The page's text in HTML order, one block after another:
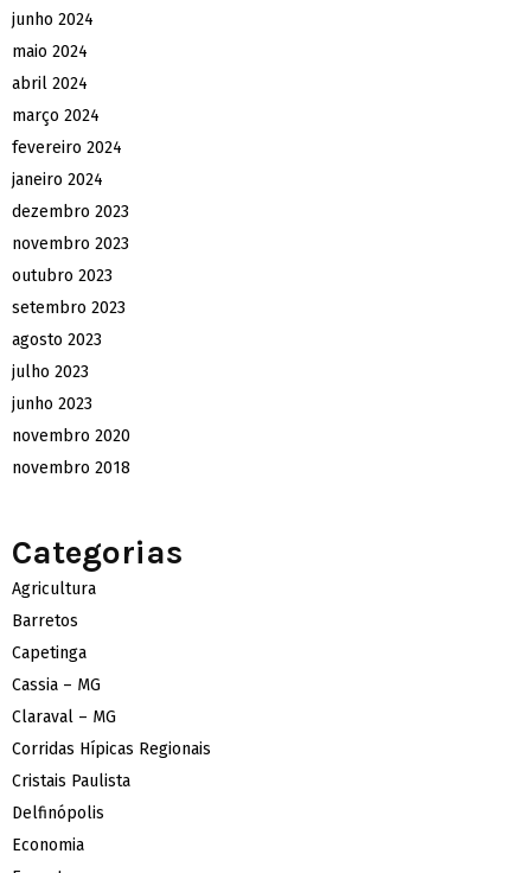
junho 2024
maio 2024
abril 2024
março 2024
fevereiro 2024
janeiro 2024
dezembro 2023
novembro 2023
outubro 2023
setembro 2023
agosto 2023
julho 2023
junho 2023
novembro 2020
novembro 2018
Categorias
Agricultura
Barretos
Capetinga
Cassia – MG
Claraval – MG
Corridas Hípicas Regionais
Cristais Paulista
Delfinópolis
Economia